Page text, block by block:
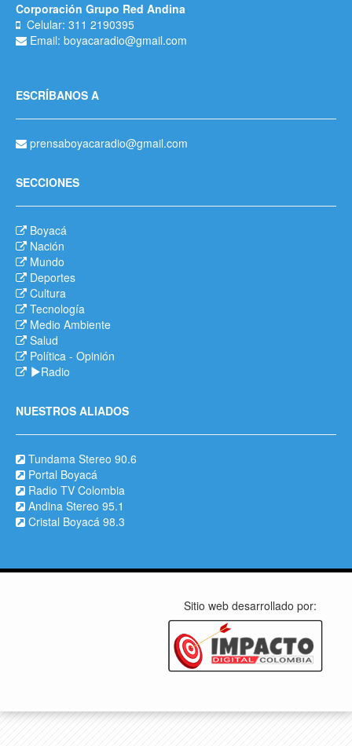
Corporación Grupo Red Andina
Celular: 311 2190395
Email: boyacaradio@gmail.com
ESCRÍBANOS A
prensaboyacaradio@gmail.com
SECCIONES
Boyacá
Nación
Mundo
Deportes
Cultura
Tecnología
Medio Ambiente
Salud
Política - Opinión
Radio
NUESTROS ALIADOS
Tundama Stereo 90.6
Portal Boyacá
Radio TV Colombia
Andina Stereo 95.1
Cristal Boyacá 98.3
Sitio web desarrollado por: